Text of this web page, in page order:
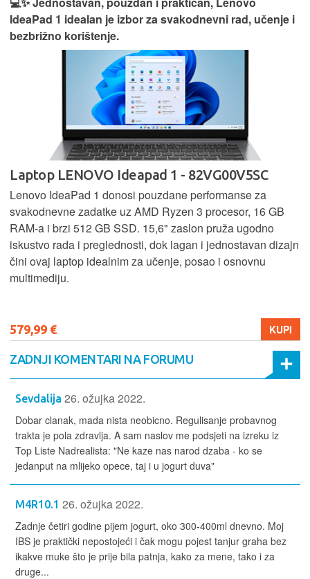
IdeaPad 1 idealan je izbor za svakodnevni rad, učenje i
bezbrižno korištenje.
Laptop LENOVO Ideapad 1 - 82VG00V5SC
Lenovo IdeaPad 1 donosi pouzdane performanse za
svakodnevne zadatke uz AMD Ryzen 3 procesor, 16 GB
RAM-a i brzi 512 GB SSD. 15,6" zaslon pruža ugodno
iskustvo rada i preglednosti, dok lagan i jednostavan dizajn
čini ovaj laptop idealnim za učenje, posao i osnovnu
multimediju.
579,99 € KUPI
ZADNJI KOMENTARI NA FORUMU
Sevdalija 26. ožujka 2022.
Dobar clanak, mada nista neobicno. Regulisanje probavnog
trakta je pola zdravlja. A sam naslov me podsjeti na izreku iz
Top Liste Nadrealista: "Ne kaze nas narod dzaba - ko se
jedanput na mlijeko opece, taj i u jogurt duva"
M4R10.1 26. ožujka 2022.
Zadnje četiri godine pijem jogurt, oko 300-400ml dnevno. Moj
IBS je praktički nepostojeći i čak mogu pojest tanjur graha bez
ikakve muke što je prije bila patnja, kako za mene, tako i za
druge...